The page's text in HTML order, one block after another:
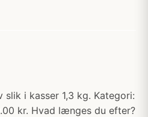
slik i kasser 1,3 kg. Kategori:
kr. Hvad længes du efter?